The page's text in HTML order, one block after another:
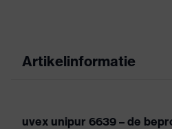
Artikelinformatie
uvex unipur 6639 – de